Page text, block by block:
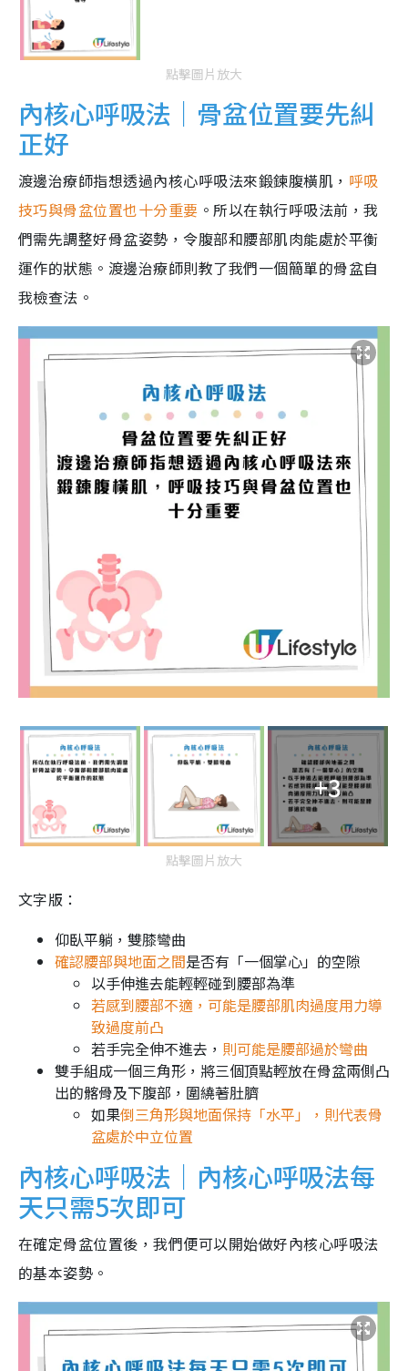
點擊圖片放大
內核心呼吸法｜骨盆位置要先糾
正好
渡邊治療師指想透過內核心呼吸法來鍛鍊腹橫肌， 呼吸
技巧與骨盆位置也十分重要 。所以在執行呼吸法前，我
們需先調整好骨盆姿勢，令腹部和腰部肌肉能處於平衡
運作的狀態。渡邊治療師則教了我們一個簡單的骨盆自
我檢查法。
+3
點擊圖片放大
文字版：
仰臥平躺，雙膝彎曲
確認腰部與地面之間是否有「一個掌心」的空隙
以手伸進去能輕輕碰到腰部為準
若感到腰部不適，可能是腰部肌肉過度用力導
致過度前凸
若手完全伸不進去， 則可能是腰部過於彎曲
雙手組成一個三角形，將三個頂點輕放在骨盆兩側凸
出的髂骨及下腹部，圍繞著肚臍
如果倒三角形與地面保持「水平」，則代表骨
盆處於中立位置
內核心呼吸法｜內核心呼吸法每
天只需5次即可
在確定骨盆位置後，我們便可以開始做好內核心呼吸法
的基本姿勢。